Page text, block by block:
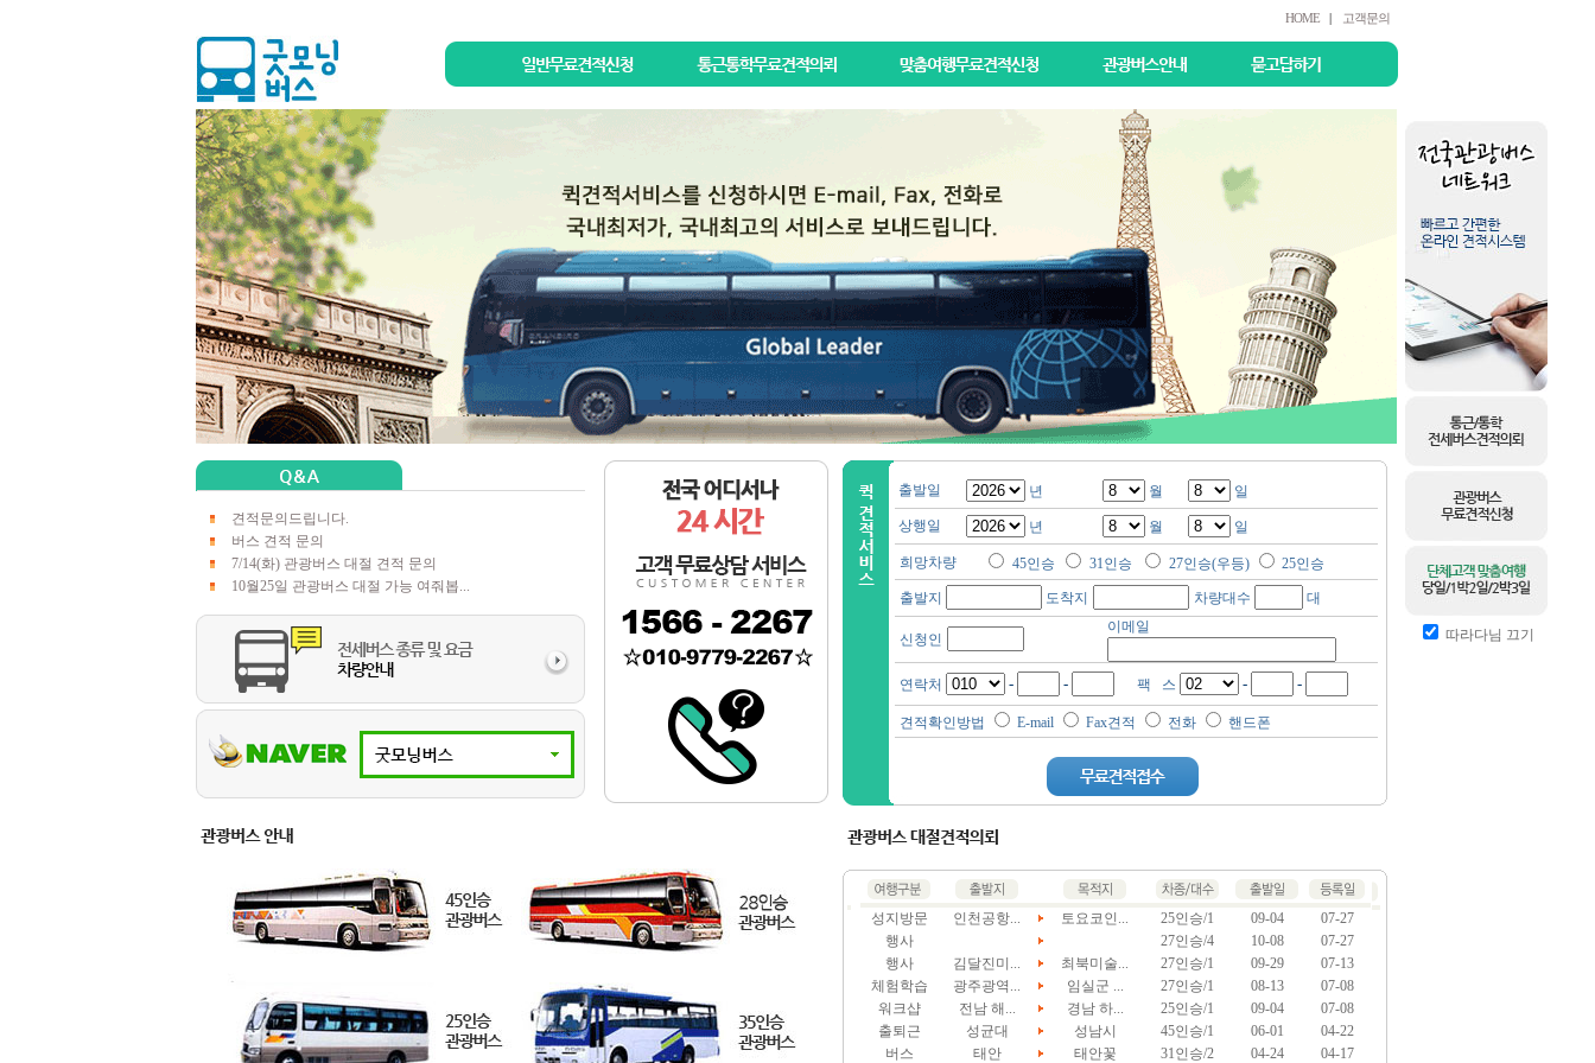
HOME | 고객문의
견적문의드립니다.
버스 견적 문의
7/14(화) 관광버스 대절 견적 문의
10월25일 관광버스 대절 가능 여줘봅...
출발일 년 월 일
상행일 년 월 일
희망차량 45인승 31인승 27인승(우등) 25인승
출발지 도착지 차량대수 대
신청인
이메일
연락처 - - 팩 스 - -
견적확인방법 E-mail Fax견적 전화 핸드폰
성지방문 인천공항... 토요코인... 25인승/1 09-04
07-27
행사
27인승/4 10-08
07-27
행사
김달진미... 최북미술... 27인승/1 09-29
07-13
체험학습
광주광역... 임실군 ... 27인승/1 08-13
07-08
워크샵
전남 해... 경남 하... 25인승/1 09-04
07-08
출퇴근
성균대 성남시 45인승/1 06-01
04-22
버스
태안 태안꽃 31인승/2 04-24 04-17
따라다님 끄기